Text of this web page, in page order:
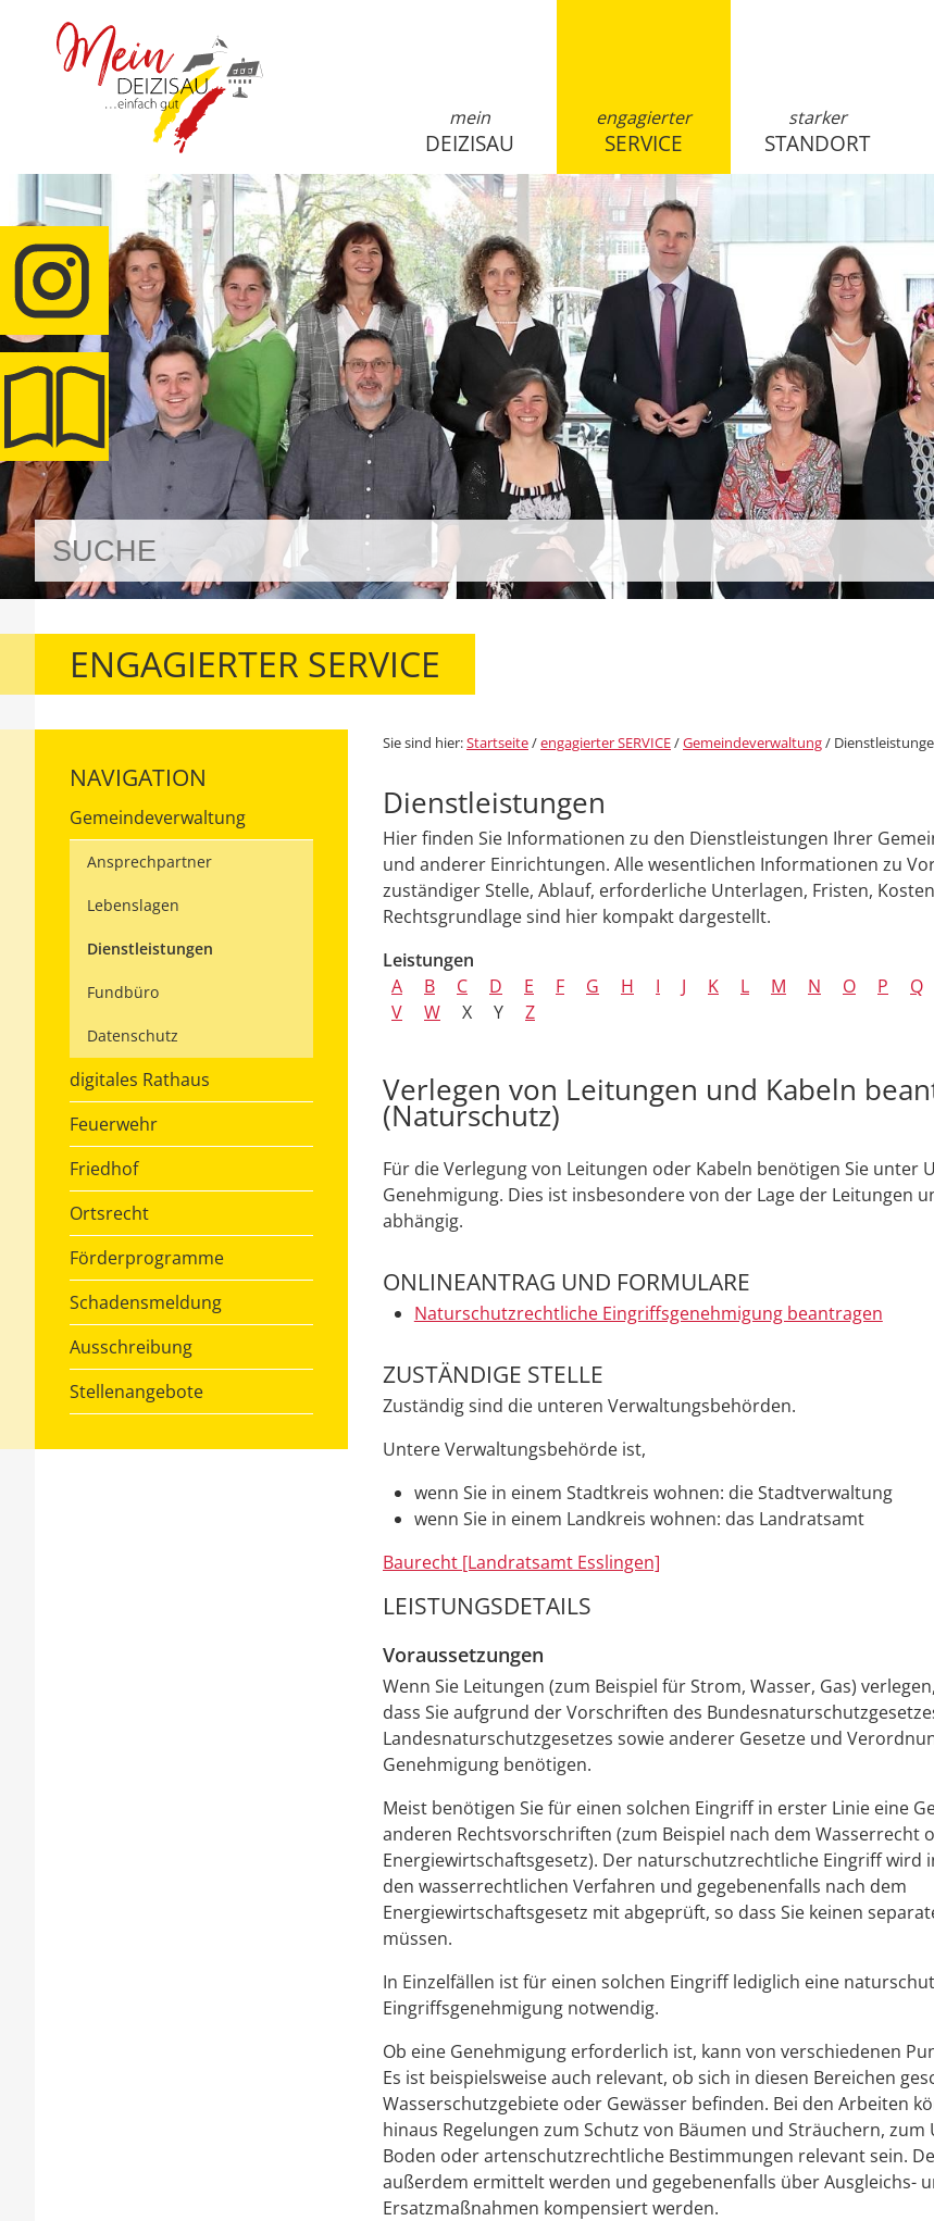
mein
DEIZISAU
engagierter
SERVICE
starker
STANDORT
ENGAGIERTER SERVICE
NAVIGATION
Gemeindeverwaltung
Ansprechpartner
Lebenslagen
Dienstleistungen
Fundbüro
Datenschutz
digitales Rathaus
Feuerwehr
Friedhof
Ortsrecht
Förderprogramme
Schadensmeldung
Ausschreibung
Stellenangebote
Sie sind hier:Startseite/engagierter SERVICE/Gemeindeverwaltung/
Dienstleistungen
Hier finden Sie Informationen zu den Dienstleistungen Ihrer
und anderer Einrichtungen. Alle wesentlichen Informationen zu
zuständiger Stelle, Ablauf, erforderliche Unterlagen, Fristen,
Rechtsgrundlage sind hier kompakt dargestellt.
Leistungen
A
B C D E F G H I J K L M N O P Q
V
W X Y Z
Verlegen von Leitungen und Kabeln
(Naturschutz)
Für die Verlegung von Leitungen oder Kabeln benötigen Sie unter
Genehmigung. Dies ist insbesondere von der Lage der Leitungen
abhängig.
ONLINEANTRAG UND FORMULARE
Naturschutzrechtliche Eingriffsgenehmigung beantragen
ZUSTÄNDIGE STELLE
Zuständig sind die unteren Verwaltungsbehörden.
Untere Verwaltungsbehörde ist,
wenn Sie in einem Stadtkreis wohnen: die Stadtverwaltung
wenn Sie in einem Landkreis wohnen: das Landratsamt
Baurecht [Landratsamt Esslingen]
LEISTUNGSDETAILS
Voraussetzungen
Wenn Sie Leitungen (zum Beispiel für Strom, Wasser, Gas)
dass Sie aufgrund der Vorschriften des
Landesnaturschutzgesetzes sowie anderer Gesetze und
Genehmigung benötigen.
Meist benötigen Sie für einen solchen Eingriff in erster Linie eine
anderen Rechtsvorschriften (zum Beispiel nach dem Wasserrecht
Energiewirtschaftsgesetz). Der naturschutzrechtliche Eingriff wird
den wasserrechtlichen Verfahren und gegebenenfalls nach dem
Energiewirtschaftsgesetz mit abgeprüft, so dass Sie keinen
müssen.
In Einzelfällen ist für einen solchen Eingriff lediglich eine
Eingriffsgenehmigung notwendig.
Ob eine Genehmigung erforderlich ist, kann von verschiedenen
Es ist beispielsweise auch relevant, ob sich in diesen Bereichen
Wasserschutzgebiete oder Gewässer befinden. Bei den Arbeiten
hinaus Regelungen zum Schutz von Bäumen und Sträuchern, zum
Boden oder artenschutzrechtliche Bestimmungen relevant sein.
außerdem ermittelt werden und gegebenenfalls über Ausgleichs-
Ersatzmaßnahmen kompensiert werden.